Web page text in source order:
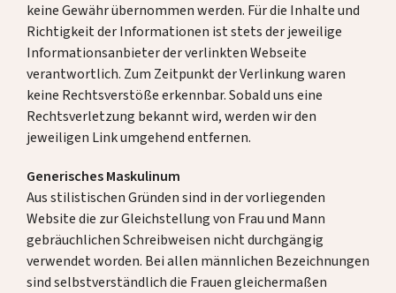
keine Gewähr übernommen werden. Für die Inhalte und
Richtigkeit der Informationen ist stets der jeweilige
Informationsanbieter der verlinkten Webseite
verantwortlich. Zum Zeitpunkt der Verlinkung waren
keine Rechtsverstöße erkennbar. Sobald uns eine
Rechtsverletzung bekannt wird, werden wir den
jeweiligen Link umgehend entfernen.
Generisches Maskulinum
Aus stilistischen Gründen sind in der vorliegenden
Website die zur Gleichstellung von Frau und Mann
gebräuchlichen Schreibweisen nicht durchgängig
verwendet worden. Bei allen männlichen Bezeichnungen
sind selbstverständlich die Frauen gleichermaßen